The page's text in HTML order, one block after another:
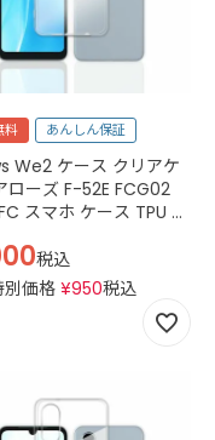
料 あんしん保証
We2 ケース クリアケ
ローズ F-52E FCG02
スマホ ケース TPU グ
ア 税込
別価格 ¥950税込